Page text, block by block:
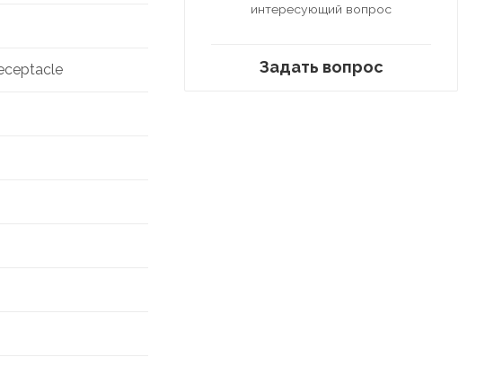
интересующий вопрос
Задать вопрос